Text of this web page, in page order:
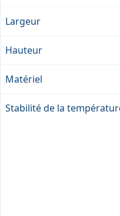
Largeur
Hauteur
Matériel
Stabilité de la